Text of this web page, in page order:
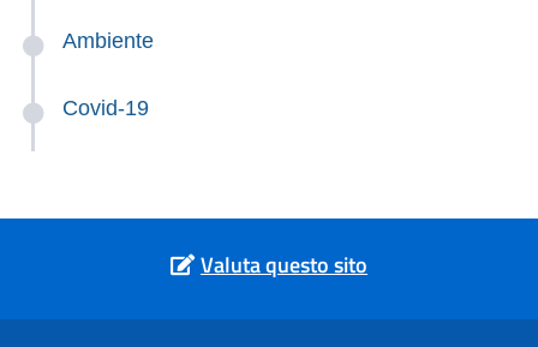
Ambiente
Covid-19
Valuta questo sito